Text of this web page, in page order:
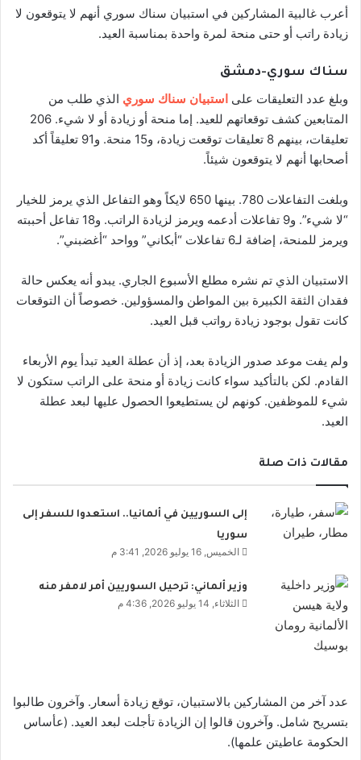
أعرب غالبية المشاركين في استبيان سناك سوري أنهم لا يتوقعون لا
زيادة راتب أو حتى منحة لمرة واحدة بمناسبة العيد.
سناك سوري-دمشق
وبلغ عدد التعليقات على استبيان سناك سوري الذي طلب من
المتابعين كشف توقعاتهم للعيد. إما منحة أو زيادة أو لا شيء. 206
تعليقات، بينهم 8 تعليقات توقعت زيادة، و15 منحة. و91 تعليقاً أكد
أصحابها أنهم لا يتوقعون شيئاً.
وبلغت التفاعلات 780. بينها 650 لايكاً وهو التفاعل الذي يرمز للخيار
“لا شيء”. و9 تفاعلات أدعمه ويرمز لزيادة الراتب. و18 تفاعل أحببته
ويرمز للمنحة، إضافة لـ6 تفاعلات “أبكاني” وواحد “أغضبني”.
الاستبيان الذي تم نشره مطلع الأسبوع الجاري. يبدو أنه يعكس حالة
فقدان الثقة الكبيرة بين المواطن والمسؤولين. خصوصاً أن التوقعات
كانت تقول بوجود زيادة رواتب قبل العيد.
ولم يفت موعد صدور الزيادة بعد، إذ أن عطلة العيد تبدأ يوم الأربعاء
القادم. لكن بالتأكيد سواء كانت زيادة أو منحة على الراتب ستكون لا
شيء للموظفين. كونهم لن يستطيعوا الحصول عليها لبعد عطلة
العيد.
مقالات ذات صلة
إلى السوريين في ألمانيا.. استعدوا للسفر إلى
سوريا
الخميس, 16 يوليو 2026, 3:41 م
وزير ألماني: ترحيل السوريين أمر لامفر منه
الثلاثاء, 14 يوليو 2026, 4:36 م
عدد آخر من المشاركين بالاستبيان، توقع زيادة أسعار. وآخرون طالبوا
بتسريح شامل. وآخرون قالوا إن الزيادة تأجلت لبعد العيد. (عأساس
الحكومة عاطيتن علمها).